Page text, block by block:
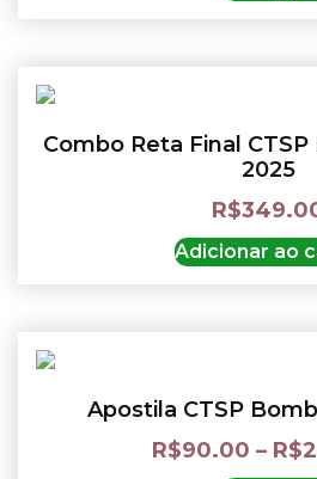
Combo Reta Final
2025
R$
Adicionar ao
Apostila CTSP
R$90.00 – R$